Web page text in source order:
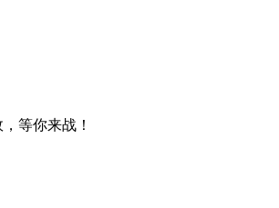
等你来战！